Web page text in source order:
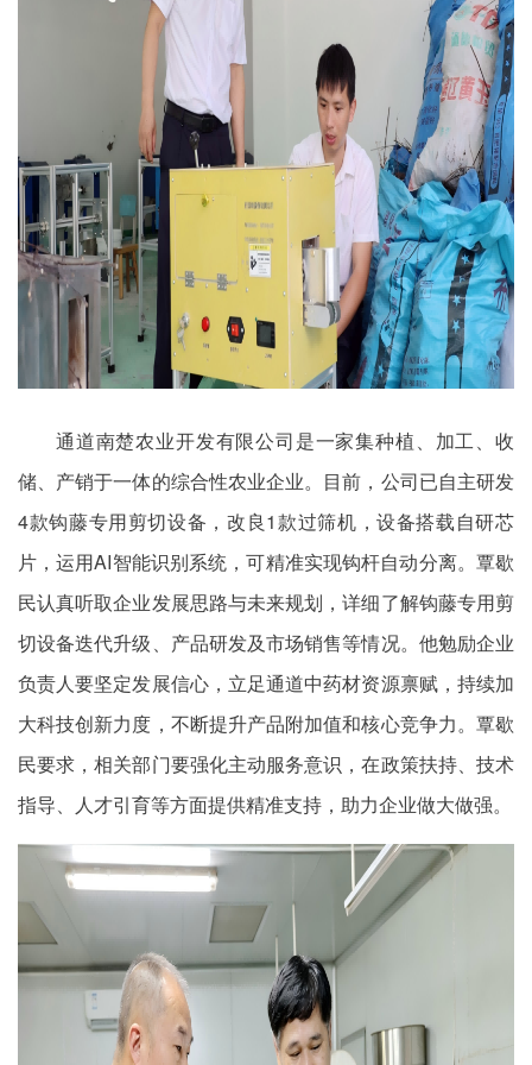
通道南楚农业开发有限公司是一家集种植、加工、收
储、产销于一体的综合性农业企业。目前，公司已自主研发
4款钩藤专用剪切设备，改良1款过筛机，设备搭载自研芯
片，运用AI智能识别系统，可精准实现钩杆自动分离。覃歇
民认真听取企业发展思路与未来规划，详细了解钩藤专用剪
切设备迭代升级、产品研发及市场销售等情况。他勉励企业
负责人要坚定发展信心，立足通道中药材资源禀赋，持续加
大科技创新力度，不断提升产品附加值和核心竞争力。覃歇
民要求，相关部门要强化主动服务意识，在政策扶持、技术
指导、人才引育等方面提供精准支持，助力企业做大做强。